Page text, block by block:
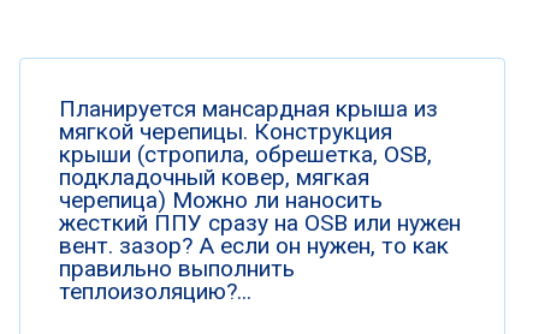
Планируется мансардная крыша из
мягкой черепицы. Конструкция
крыши (стропила, обрешетка, OSB,
подкладочный ковер, мягкая
черепица) Можно ли наносить
жесткий ППУ сразу на OSB или нужен
вент. зазор? А если он нужен, то как
правильно выполнить
теплоизоляцию?...